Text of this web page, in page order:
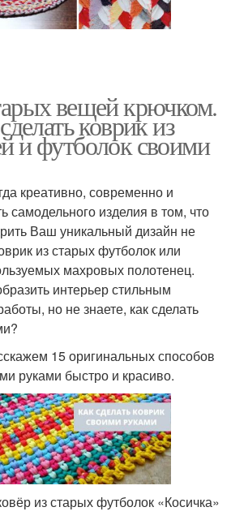
вещей крючком.
коврик из
и футболок своими
креативно, современно и
самодельного изделия в том, что
Ваш уникальный дизайн не
из старых футболок или
махровых полотенец.
интерьер стильным
но не знаете, как сделать
15 оригинальных способов
руками быстро и красиво.
из старых футболок «Косичка»